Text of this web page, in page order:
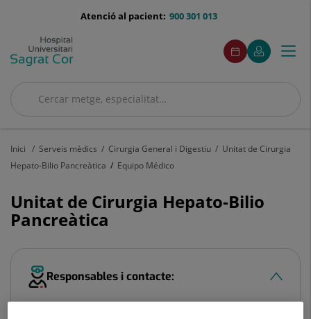
menu-
900 301 013
Atenció al pacient:
Cercar
Cercar
menuAcceso
Demaneu
cita
Aquest
enllaç
s'obrirà
una
El
meu
Aquest
enllaç
s'obrirà
una
finestra
Menú
Inici Serveis mèdics Cirurgia General i Digestiu
Unitat de Cirurgia
Hepato-Bilio Pancreàtica
Equipo Médico
Unitat de Cirurgia Hepato-Bilio
Pancreàtica
Responsables i contacte: